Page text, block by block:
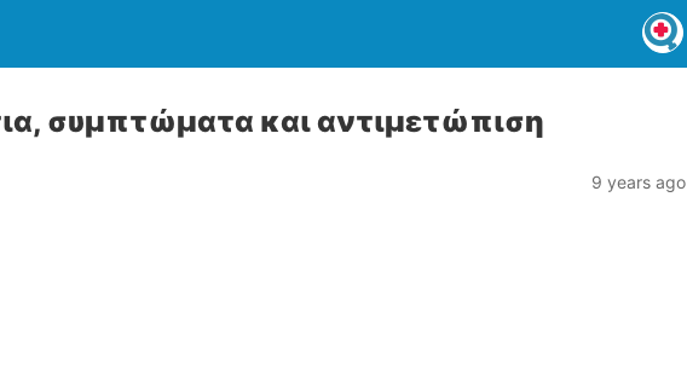
συμπτώματα και αντιμετώπιση
9 years ago